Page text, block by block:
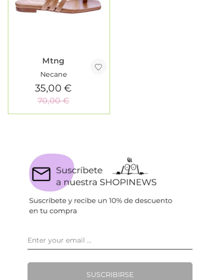
Mtng
Necane
35,00 €
70,00 €
SUSCRIBIRSE